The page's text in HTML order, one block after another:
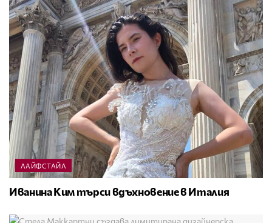
ЛАЙФСТАЙЛ
Иванина Ким търси вдъхновение в Италия